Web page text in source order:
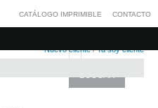
Nuevo cliente/Ya soy cliente
CATÁLOGO IMPRIMIBLE CONTACTO